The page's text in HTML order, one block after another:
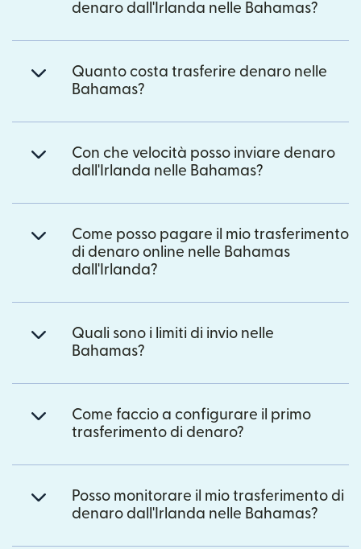
denaro dall'Irlanda nelle Bahamas?
Quanto costa trasferire denaro nelle
Bahamas?
Con che velocità posso inviare denaro
dall'Irlanda nelle Bahamas?
Come posso pagare il mio trasferimento
di denaro online nelle Bahamas
dall'Irlanda?
Quali sono i limiti di invio nelle
Bahamas?
Come faccio a configurare il primo
trasferimento di denaro?
Posso monitorare il mio trasferimento di
denaro dall'Irlanda nelle Bahamas?